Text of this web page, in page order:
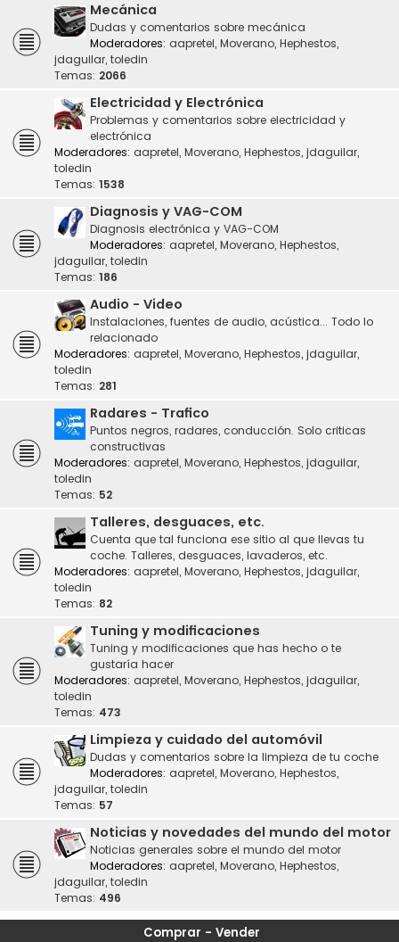
Mecánica
Dudas y comentarios sobre mecánica
Moderadores: aapretel, Moverano, Hephestos,
jdaguilar, toledin
Temas: 2066
Electricidad y Electrónica
Problemas y comentarios sobre electricidad y
electrónica
Moderadores: aapretel, Moverano, Hephestos, jdaguilar,
toledin
Temas: 1538
Diagnosis y VAG-COM
Diagnosis electrónica y VAG-COM
Moderadores: aapretel, Moverano, Hephestos,
jdaguilar, toledin
Temas: 186
Audio - Video
Instalaciones, fuentes de audio, acústica... Todo lo
relacionado
Moderadores: aapretel, Moverano, Hephestos, jdaguilar,
toledin
Temas: 281
Radares - Trafico
Puntos negros, radares, conducción. Solo criticas
constructivas
Moderadores: aapretel, Moverano, Hephestos, jdaguilar,
toledin
Temas: 52
Talleres, desguaces, etc.
Cuenta que tal funciona ese sitio al que llevas tu
coche. Talleres, desguaces, lavaderos, etc.
Moderadores: aapretel, Moverano, Hephestos, jdaguilar,
toledin
Temas: 82
Tuning y modificaciones
Tuning y modificaciones que has hecho o te
gustaría hacer
Moderadores: aapretel, Moverano, Hephestos, jdaguilar,
toledin
Temas: 473
Limpieza y cuidado del automóvil
Dudas y comentarios sobre la limpieza de tu coche
Moderadores: aapretel, Moverano, Hephestos,
jdaguilar, toledin
Temas: 57
Noticias y novedades del mundo del motor
Noticias generales sobre el mundo del motor
Moderadores: aapretel, Moverano, Hephestos,
jdaguilar, toledin
Temas: 496
Comprar - Vender